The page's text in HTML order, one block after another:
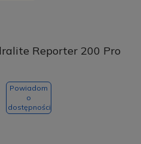
Reporter 200 Pro
Powiadom
o
dostępności